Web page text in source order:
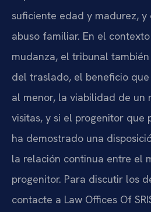
suficiente edad y madurez,
abuso familiar. En el
mudanza, el tribunal
del traslado, el beneficio
al menor, la viabilidad de un
visitas, y si el progenitor que
ha demostrado una
la relación continua entre el
progenitor. Para discutir los
contacte a Law Offices Of